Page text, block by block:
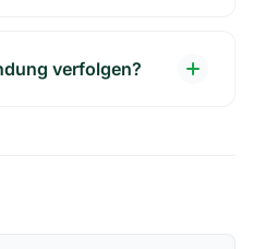
verfolgen?